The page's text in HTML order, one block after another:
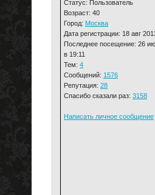
Статус: Пользователь
Возраст: 40
Город: Москва
Дата регистрации: 18 авг
Последнее посещение: 26
в 19:11
Тем: 4
Сообщений: 1576
Репутация: 28
Спасибо сказали раз: 3158
Написать личное сообщение